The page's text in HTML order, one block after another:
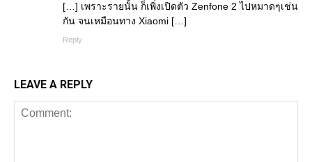
[…] เพราะรายนั้น ก็เพิ่งเปิดตัว Zenfone 2 ไปหมาดๆเช่น
กัน จนเหมือนทาง Xiaomi […]
Reply
LEAVE A REPLY